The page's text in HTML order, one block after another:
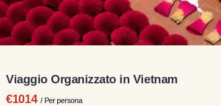
Viaggio Organizzato in Vietnam
€1014/ Per persona